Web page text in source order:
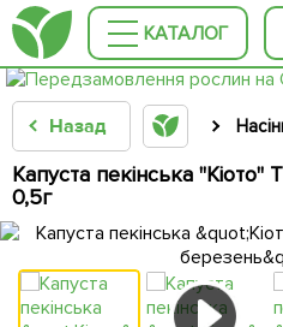
КАТАЛОГ
Назад
Капуста пекінська
0,5г